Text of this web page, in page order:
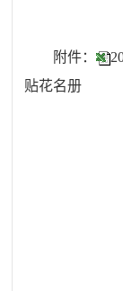
附件：
贴花名册
茂